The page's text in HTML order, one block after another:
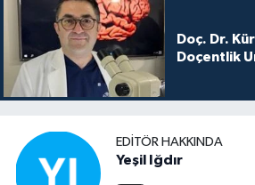
Doç. Dr.
Doçentlik
EDITÖR HAKKINDA
Yeşil Iğdır